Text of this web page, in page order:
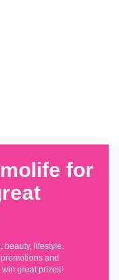
for
beauty, lifestyle,
and
great prizes!